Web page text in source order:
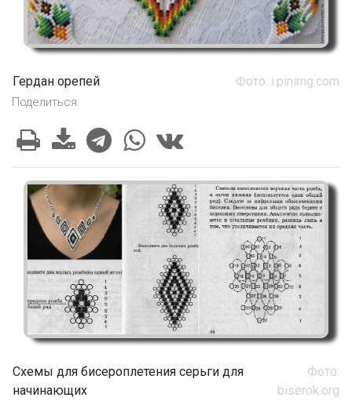
Гердан орепей Фото: i.pinimg.com
Поделиться:
Схемы для бисероплетения серьги для
начинающих
Фото:
biserok.org